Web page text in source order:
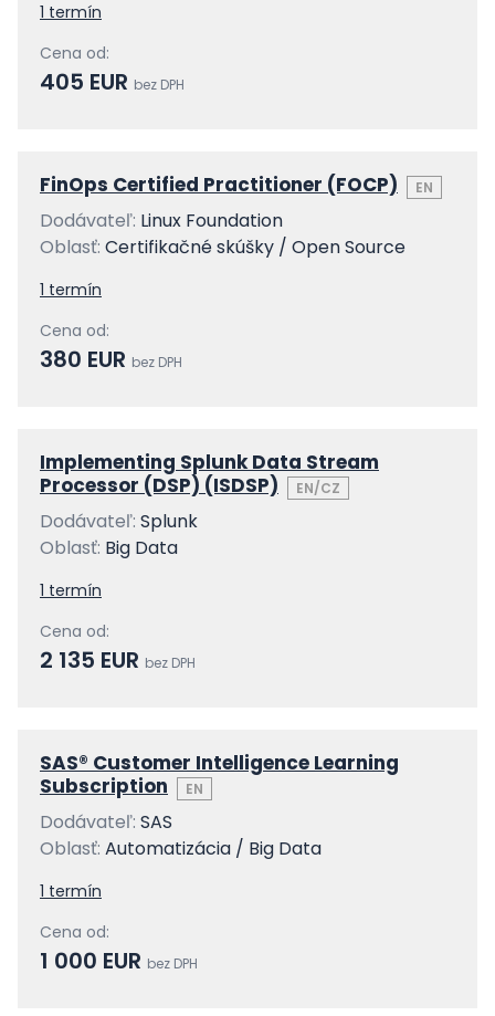
1 termín
Cena od:
405 EUR bez DPH
FinOps Certified Practitioner (FOCP) EN
Dodávateľ: Linux Foundation
Oblasť: Certifikačné skúšky / Open Source
1 termín
Cena od:
380 EUR bez DPH
Implementing Splunk Data Stream
Processor (DSP) (ISDSP)
EN/CZ
Dodávateľ: Splunk
Oblasť: Big Data
1 termín
Cena od:
2 135 EUR bez DPH
SAS® Customer Intelligence Learning
Subscription
EN
Dodávateľ: SAS
Oblasť: Automatizácia / Big Data
1 termín
Cena od:
1 000 EUR bez DPH